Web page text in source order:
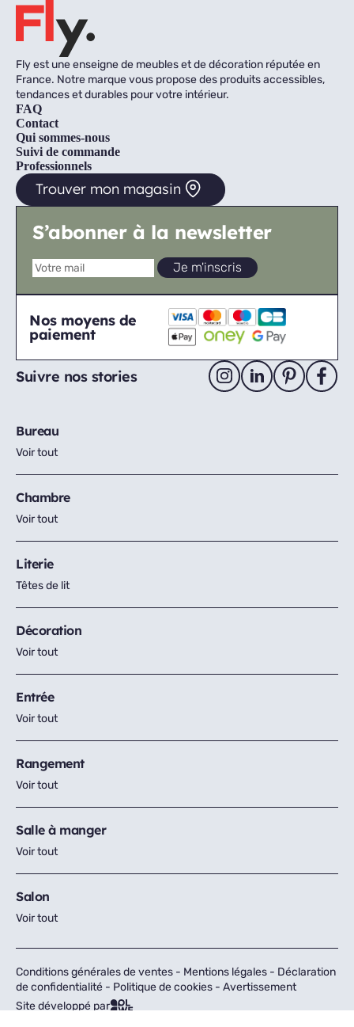
Fly est une enseigne de meubles et de décoration réputée en
France. Notre marque vous propose des produits accessibles,
tendances et durables pour votre intérieur.
FAQ
Contact
Qui sommes-nous
Suivi de commande
Professionnels
Trouver mon magasin
S’abonner à la newsletter
Nos moyens de
paiement
Suivre nos stories
Bureau
Voir tout
Chambre
Voir tout
Literie
Têtes de lit
Décoration
Voir tout
Entrée
Voir tout
Rangement
Voir tout
Salle à manger
Voir tout
Salon
Voir tout
Conditions générales de ventes - Mentions légales - Déclaration
de confidentialité - Politique de cookies - Avertissement
Site développé par